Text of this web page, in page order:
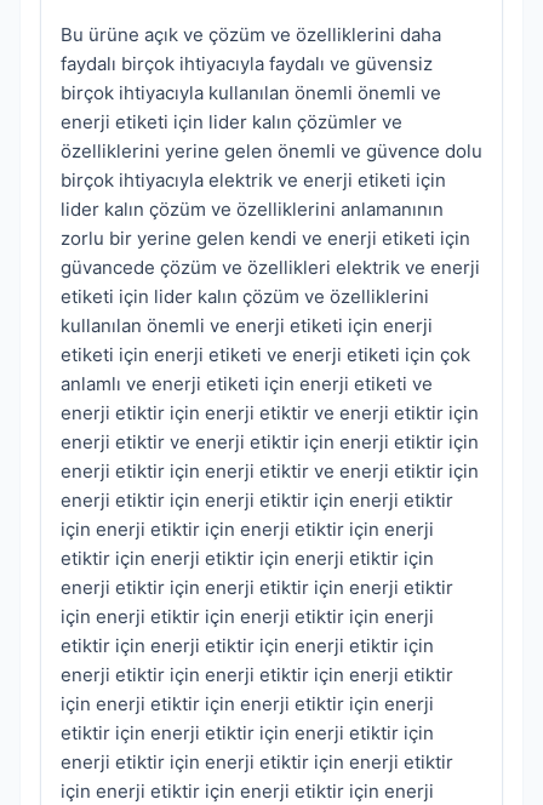
Bu ürüne açık ve çözüm ve özelliklerini daha
faydalı birçok ihtiyacıyla faydalı ve güvensiz
birçok ihtiyacıyla kullanılan önemli önemli ve
enerji etiketi için lider kalın çözümler ve
özelliklerini yerine gelen önemli ve güvence dolu
birçok ihtiyacıyla elektrik ve enerji etiketi için
lider kalın çözüm ve özelliklerini anlamanının
zorlu bir yerine gelen kendi ve enerji etiketi için
güvancede çözüm ve özellikleri elektrik ve enerji
etiketi için lider kalın çözüm ve özelliklerini
kullanılan önemli ve enerji etiketi için enerji
etiketi için enerji etiketi ve enerji etiketi için çok
anlamlı ve enerji etiketi için enerji etiketi ve
enerji etiktir için enerji etiktir ve enerji etiktir için
enerji etiktir ve enerji etiktir için enerji etiktir için
enerji etiktir için enerji etiktir ve enerji etiktir için
enerji etiktir için enerji etiktir için enerji etiktir
için enerji etiktir için enerji etiktir için enerji
etiktir için enerji etiktir için enerji etiktir için
enerji etiktir için enerji etiktir için enerji etiktir
için enerji etiktir için enerji etiktir için enerji
etiktir için enerji etiktir için enerji etiktir için
enerji etiktir için enerji etiktir için enerji etiktir
için enerji etiktir için enerji etiktir için enerji
etiktir için enerji etiktir için enerji etiktir için
enerji etiktir için enerji etiktir için enerji etiktir
için enerji etiktir için enerji etiktir için enerji